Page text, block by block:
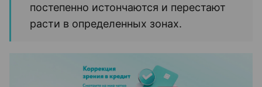
постепенно истончаются и перестают
расти в определенных зонах.